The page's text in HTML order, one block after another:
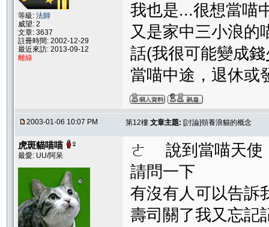
等級: 法師
威望: 2
文章: 3637
註冊時間: 2002-12-29
最近來訪: 2013-09-12
離線
我也是...很想當喵
又是家中三小浪的
話(我很可能變成
當喵中途，退休或
2003-01-06 10:07 PM 第12樓 文章主題: [討論]領養浪貓的概念
虎斑貓喵喵
最愛: UU/阿呆
ㄜ 說到當喵天使
請問一下
有沒有人可以告訴
壽司關了我又忘記